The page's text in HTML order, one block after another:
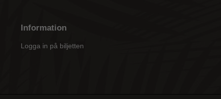
Information
Logga in på biljetten